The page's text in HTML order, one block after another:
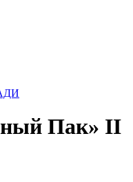
Пак» II